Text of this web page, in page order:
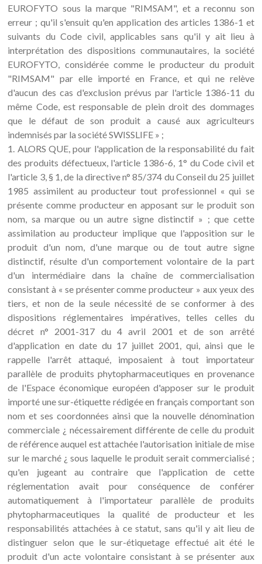
EUROFYTO sous la marque "RIMSAM", et a reconnu son
erreur ; qu'il s'ensuit qu'en application des articles 1386-1 et
suivants du Code civil, applicables sans qu'il y ait lieu à
interprétation des dispositions communautaires, la société
EUROFYTO, considérée comme le producteur du produit
"RIMSAM" par elle importé en France, et qui ne relève
d'aucun des cas d'exclusion prévus par l'article 1386-11 du
même Code, est responsable de plein droit des dommages
que le défaut de son produit a causé aux agriculteurs
indemnisés par la société SWISSLIFE » ;
1. ALORS QUE, pour l'application de la responsabilité du fait
des produits défectueux, l'article 1386-6, 1° du Code civil et
l'article 3, § 1, de la directive n° 85/374 du Conseil du 25 juillet
1985 assimilent au producteur tout professionnel « qui se
présente comme producteur en apposant sur le produit son
nom, sa marque ou un autre signe distinctif » ; que cette
assimilation au producteur implique que l'apposition sur le
produit d'un nom, d'une marque ou de tout autre signe
distinctif, résulte d'un comportement volontaire de la part
d'un intermédiaire dans la chaîne de commercialisation
consistant à « se présenter comme producteur » aux yeux des
tiers, et non de la seule nécessité de se conformer à des
dispositions réglementaires impératives, telles celles du
décret n° 2001-317 du 4 avril 2001 et de son arrêté
d'application en date du 17 juillet 2001, qui, ainsi que le
rappelle l'arrêt attaqué, imposaient à tout importateur
parallèle de produits phytopharmaceutiques en provenance
de l'Espace économique européen d'apposer sur le produit
importé une sur-étiquette rédigée en français comportant son
nom et ses coordonnées ainsi que la nouvelle dénomination
commerciale ¿ nécessairement différente de celle du produit
de référence auquel est attachée l'autorisation initiale de mise
sur le marché ¿ sous laquelle le produit serait commercialisé ;
qu'en jugeant au contraire que l'application de cette
réglementation avait pour conséquence de conférer
automatiquement à l'importateur parallèle de produits
phytopharmaceutiques la qualité de producteur et les
responsabilités attachées à ce statut, sans qu'il y ait lieu de
distinguer selon que le sur-étiquetage effectué ait été le
produit d'un acte volontaire consistant à se présenter aux